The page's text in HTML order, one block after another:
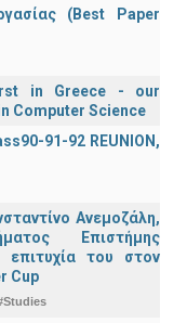
(Best Paper
in Greece - our
Computer Science
91-92 REUNION,
Ανεμοζάλη,
Επιστήμης
επιτυχία του στον
Cup